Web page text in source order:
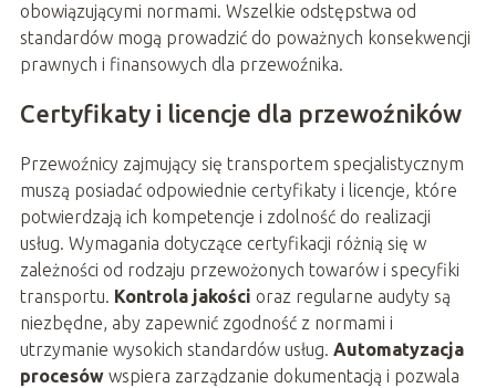
obowiązującymi normami. Wszelkie odstępstwa od
standardów mogą prowadzić do poważnych konsekwencji
prawnych i finansowych dla przewoźnika.
Certyfikaty i licencje dla przewoźników
Przewoźnicy zajmujący się transportem specjalistycznym
muszą posiadać odpowiednie certyfikaty i licencje, które
potwierdzają ich kompetencje i zdolność do realizacji
usług. Wymagania dotyczące certyfikacji różnią się w
zależności od rodzaju przewożonych towarów i specyfiki
transportu. Kontrola jakości oraz regularne audyty są
niezbędne, aby zapewnić zgodność z normami i
utrzymanie wysokich standardów usług. Automatyzacja
procesówwspiera zarządzanie dokumentacją i pozwala